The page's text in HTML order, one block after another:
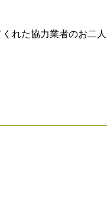
れた協力業者のお二